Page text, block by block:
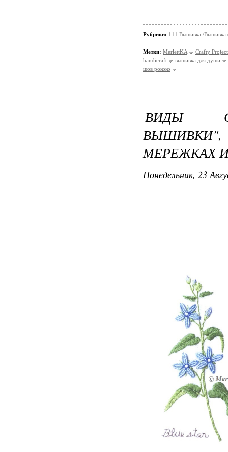
Рубрики: 111 Вышивка /Вышивка
Метки: MerlettKA
Crafty
handicraft
вышивка для души
шов рококо
ВИДЫ
ВЫШИВКИ",
МЕРЕЖКАХ
Понедельник, 23